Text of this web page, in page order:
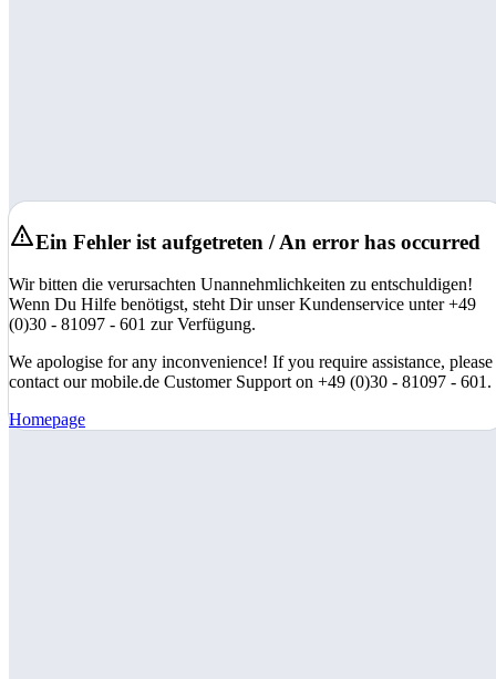
Ein Fehler ist aufgetreten / An error has occurred
Wir bitten die verursachten Unannehmlichkeiten zu entschuldigen!
Wenn Du Hilfe benötigst, steht Dir unser Kundenservice unter +49
(0)30 - 81097 - 601 zur Verfügung.
We apologise for any inconvenience! If you require assistance, please
contact our mobile.de Customer Support on +49 (0)30 - 81097 - 601.
Homepage